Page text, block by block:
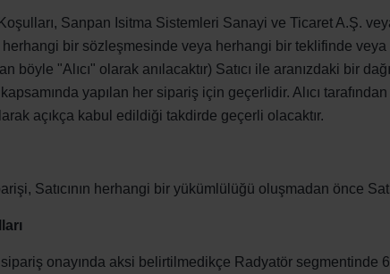
Sanpan Isitma Sistemleri Sanayi ve Ticaret A.Ş.
herhangi bir sözleşmesinde veya herhangi bir teklifinde
böyle "Alıcı" olarak anılacaktır) Satıcı ile aranızdaki bir
yapılan her sipariş için geçerlidir. Alıcı
açıkça kabul edildiği takdirde geçerli olacaktır.
Satıcının herhangi bir yükümlülüğü oluşmadan önce
sipariş onayında aksi belirtilmedikçe Radyatör